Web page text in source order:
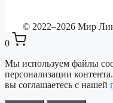
© 2022–2026 Мир
0
Выберите ваш
Сейчас: Красноярск
Мы используем файлы
персонализации
вы соглашаетесь с нашей